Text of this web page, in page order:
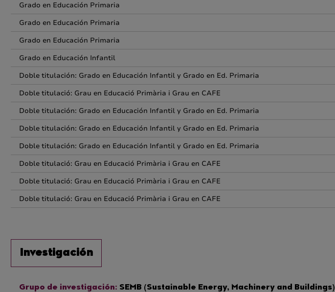
Grado en Educación Primaria
Grado en Educación Primaria
Grado en Educación Primaria
Grado en Educación Infantil
Doble titulación: Grado en Educación Infantil y Grado en Ed. Primaria
Doble titulació: Grau en Educació Primària i Grau en CAFE
Doble titulación: Grado en Educación Infantil y Grado en Ed. Primaria
Doble titulación: Grado en Educación Infantil y Grado en Ed. Primaria
Doble titulación: Grado en Educación Infantil y Grado en Ed. Primaria
Doble titulació: Grau en Educació Primària i Grau en CAFE
Doble titulació: Grau en Educació Primària i Grau en CAFE
Doble titulació: Grau en Educació Primària i Grau en CAFE
Investigación
Grupo de investigación: SEMB (Sustainable Energy, Machinery and Buildings)